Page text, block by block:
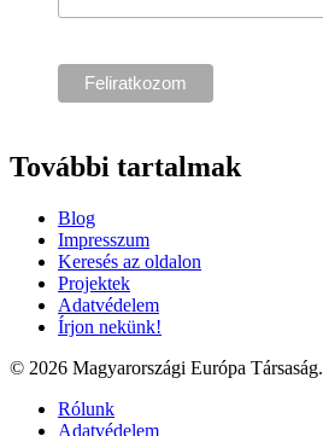
További tartalmak
Blog
Impresszum
Keresés az oldalon
Projektek
Adatvédelem
Írjon nekünk!
© 2026 Magyarországi Európa Társaság.
Rólunk
Adatvédelem